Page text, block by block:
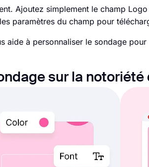
Ajoutez simplement le champ
paramètres du champ pour
aide à personnaliser le sondage
sur la notoriété